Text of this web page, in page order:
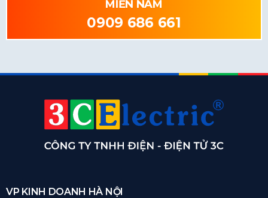
MIỀN NAM
0909 686 661
VP KINH DOANH HÀ NỘI